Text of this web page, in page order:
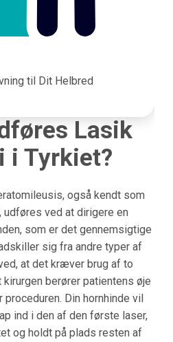
til Dit Helbred
Lasik
i Tyrkiet?
også kendt som
udføres ved at dirigere en
som er det gennemsigtige
sig fra andre typer af
at det kræver brug af to
berører patientens øje
Din hornhinde vil
ind i den af den første laser,
og holdt på plads resten af